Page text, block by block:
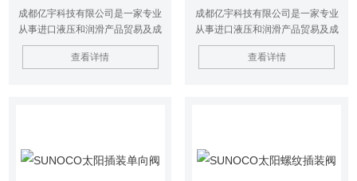
成都亿宇科技有限公司是一家专业
从事进口液压和润滑产品贸易及成
套系统设计制造的高科技公司。主
要从事工业液压产品的销售和售后
太阳/液压插装阀
查看详情
成都亿宇科技有限公司是一家专业
从事进口液压和润滑产品贸易及成
套系统设计制造的高科技公司。主
要从事工业液压产品的销售和售后
太阳螺纹插装阀
查看详情